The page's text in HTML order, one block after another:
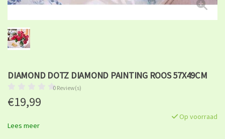
DIAMOND DOTZ DIAMOND PAINTING ROOS 57X49CM
0 Review(s)
€19,99
Op voorraad
Lees meer